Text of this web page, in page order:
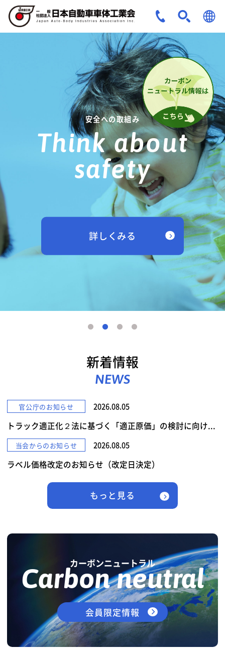
ENG
安全への取組み
Think about
safety
詳しくみる
新着情報
NEWS
官公庁のお知らせ 2026.08.05
トラック適正化２法に基づく「適正原価」の検討に向け...
当会からのお知らせ 2026.08.05
ラベル価格改定のお知らせ（改定日決定）
もっと見る
カーボンニュートラル
Carbon neutral
会員限定情報